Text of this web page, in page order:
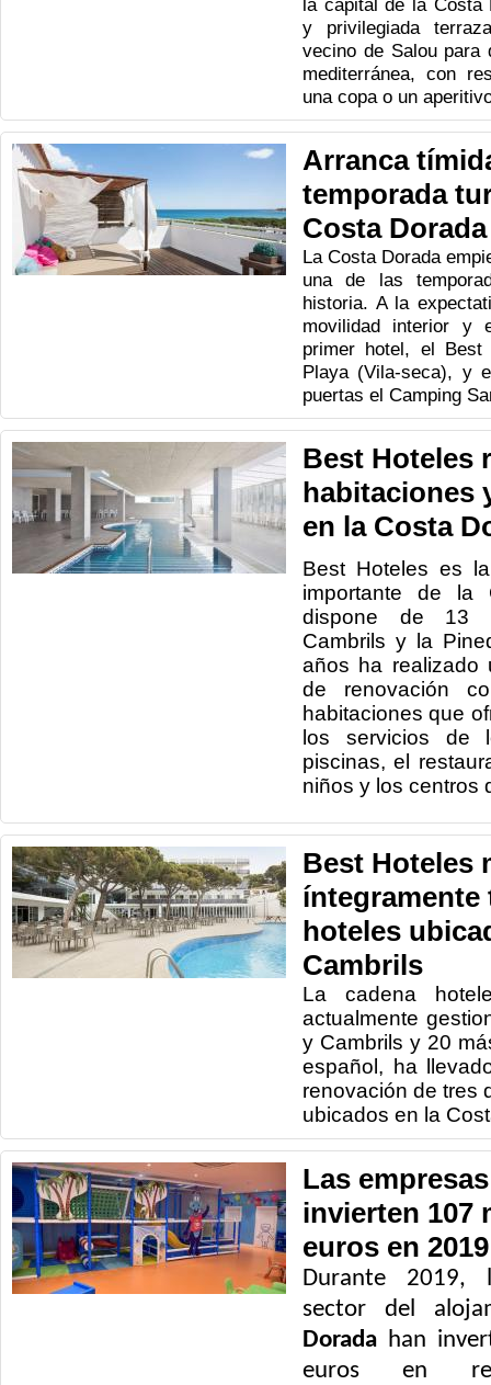
la capital de la Costa
y privilegiada
vecino de Salou
mediterránea, con
una copa o un
Arranca
temporada
Costa Dorada
La Costa Dorada
una de las
historia. A la
movilidad interior y
primer hotel, el Best
Playa (Vila-seca), y
puertas el Camping
Best Hoteles
habitaciones
en la Costa
Best Hoteles es
importante de la
dispone de 13
Cambrils y la
años ha realizado
de renovación
habitaciones que
los servicios de
piscinas, el
niños y los centros
Best Hoteles
íntegramente
hoteles
Cambrils
La cadena
actualmente
y Cambrils y 20
español, ha
renovación de tres
ubicados en la
Las
invierten 107
euros en 2019
Durante 2019,
sector del
Dorada han
euros en